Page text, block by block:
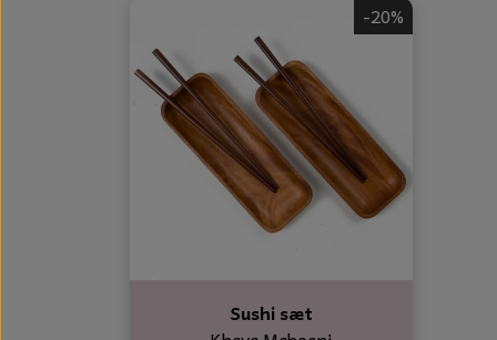
-20%
Sushi sæt